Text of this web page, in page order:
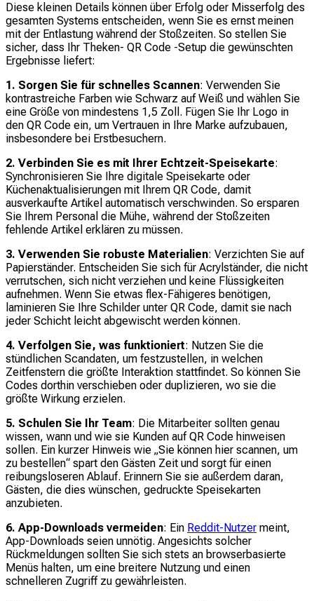
Diese kleinen Details können über Erfolg oder Misserfolg des
gesamten Systems entscheiden, wenn Sie es ernst meinen
mit der Entlastung während der Stoßzeiten. So stellen Sie
sicher, dass Ihr Theken- QR Code -Setup die gewünschten
Ergebnisse liefert:
1. Sorgen Sie für schnelles Scannen: Verwenden Sie
kontrastreiche Farben wie Schwarz auf Weiß und wählen Sie
eine Größe von mindestens 1,5 Zoll. Fügen Sie Ihr Logo in
den QR Code ein, um Vertrauen in Ihre Marke aufzubauen,
insbesondere bei Erstbesuchern.
2. Verbinden Sie es mit Ihrer Echtzeit-Speisekarte:
Synchronisieren Sie Ihre digitale Speisekarte oder
Küchenaktualisierungen mit Ihrem QR Code, damit
ausverkaufte Artikel automatisch verschwinden. So ersparen
Sie Ihrem Personal die Mühe, während der Stoßzeiten
fehlende Artikel erklären zu müssen.
3. Verwenden Sie robuste Materialien: Verzichten Sie auf
Papierständer. Entscheiden Sie sich für Acrylständer, die nicht
verrutschen, sich nicht verziehen und keine Flüssigkeiten
aufnehmen. Wenn Sie etwas flex-Fähigeres benötigen,
laminieren Sie Ihre Schilder unter QR Code, damit sie nach
jeder Schicht leicht abgewischt werden können.
4. Verfolgen Sie, was funktioniert: Nutzen Sie die
stündlichen Scandaten, um festzustellen, in welchen
Zeitfenstern die größte Interaktion stattfindet. So können Sie
Codes dorthin verschieben oder duplizieren, wo sie die
größte Wirkung erzielen.
5. Schulen Sie Ihr Team: Die Mitarbeiter sollten genau
wissen, wann und wie sie Kunden auf QR Code hinweisen
sollen. Ein kurzer Hinweis wie „Sie können hier scannen, um
zu bestellen“ spart den Gästen Zeit und sorgt für einen
reibungsloseren Ablauf. Erinnern Sie sie außerdem daran,
Gästen, die dies wünschen, gedruckte Speisekarten
anzubieten.
6. App-Downloads vermeiden: Ein Reddit-Nutzer meint,
App-Downloads seien unnötig. Angesichts solcher
Rückmeldungen sollten Sie sich stets an browserbasierte
Menüs halten, um eine breitere Nutzung und einen
schnelleren Zugriff zu gewährleisten.